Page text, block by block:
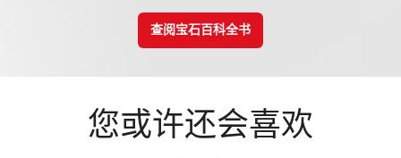
查阅宝石百科全书
您或许还会喜欢